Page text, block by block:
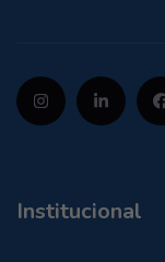
Institucional